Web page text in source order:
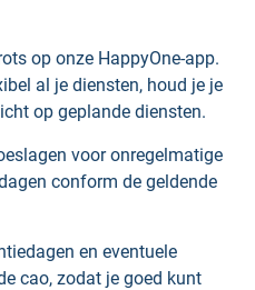
op onze HappyOne‑app.
al je diensten, houd je je
op geplande diensten.
voor onregelmatige
conform de geldende
en eventuele
cao, zodat je goed kunt